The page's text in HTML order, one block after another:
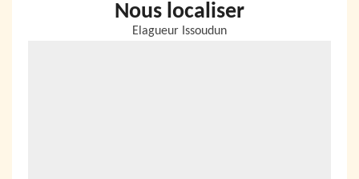
Nous localiser
Elagueur Issoudun